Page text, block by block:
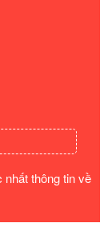
thông tin về